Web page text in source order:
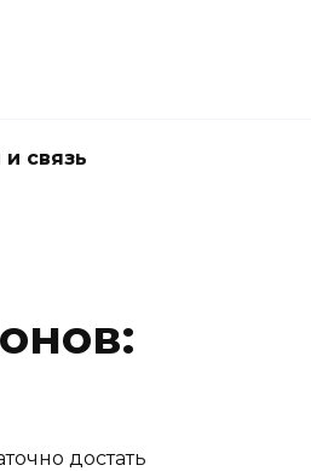
и связь
достать